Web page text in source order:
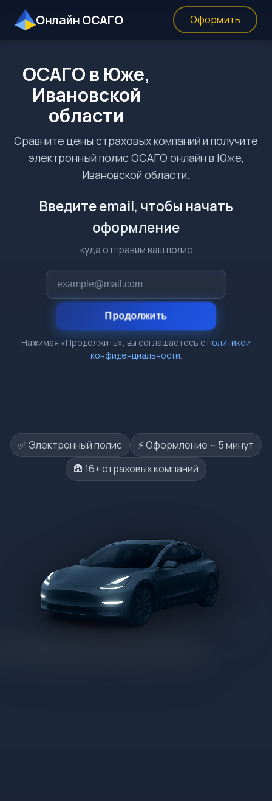
Онлайн ОСАГО Оформить
ОСАГО в Юже,
Ивановской
области
Сравните цены страховых компаний и получите
электронный полис ОСАГО онлайн в Юже,
Ивановской области.
Введите email, чтобы начать
оформление
куда отправим ваш полис
Продолжить
Нажимая «Продолжить», вы соглашаетесь сполитикой
конфиденциальности.
✅ Электронный полис
⚡️ Оформление ~ 5 минут
🏦 16+ страховых компаний